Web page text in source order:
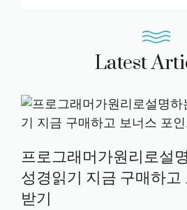
Latest
프로그래머가원리로설
성경읽기 지금 구매하고
받기